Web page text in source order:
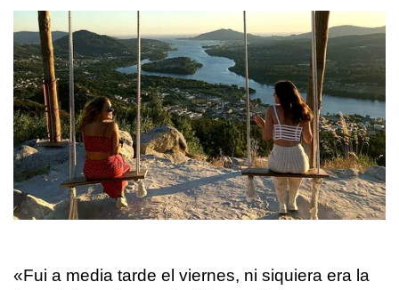
«Fui a media tarde el viernes, ni siquiera era la